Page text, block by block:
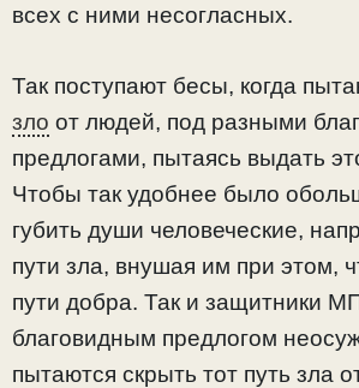
всех с ними несогласных.
Так поступают бесы, когда
зло от людей, под разными
предлогами, пытаясь выдать
Чтобы так удобнее было
губить души человеческие,
пути зла, внушая им при этом,
пути добра. Так и защитники
благовидным предлогом
пытаются скрыть тот путь зла